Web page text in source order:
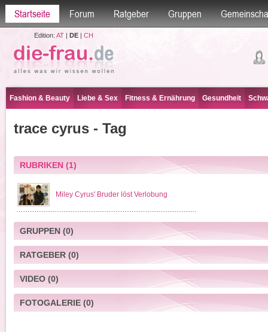
Startseite Forum Ratgeber Gruppen
Edition: AT| DE| CH
Fashion & Beauty Liebe & Sex Fitness & Ernährung Gesundheit
trace cyrus - Tag
RUBRIKEN(1)
Miley Cyrus' Bruder löst Verlobung
GRUPPEN(0)
RATGEBER(0)
VIDEO(0)
FOTOGALERIE(0)